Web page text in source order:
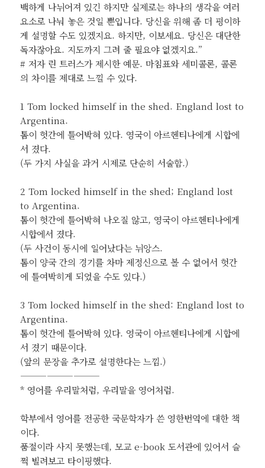
백하게 나뉘어져 있긴 하지만 실제로는 하나의 생각을 여러
요소로 나눠 놓은 것일 뿐입니다. 당신을 위해 좀 더 평이하
게 설명할 수도 있겠지요. 하지만, 이보세요. 당신은 대단한
독자잖아요. 지도까지 그려 줄 필요야 없겠지요.”
# 저자 린 트러스가 제시한 예문. 마침표와 세미콜론, 콜론
의 차이를 제대로 느낄 수 있다.
1 Tom locked himself in the shed. England lost to
Argentina.
톰이 헛간에 틀어박혀 있다. 영국이 아르헨티나에게 시합에
서 졌다.
(두 가지 사실을 과거 시제로 단순히 서술함.)
2 Tom locked himself in the shed; England lost
to Argentina.
톰이 헛간에 틀어박혀 나오질 않고, 영국이 아르헨티나에게
시합에서 졌다.
(두 사건이 동시에 일어났다는 뉘앙스.
톰이 양국 간의 경기를 차마 제정신으로 볼 수 없어서 헛간
에 틀여박히게 되었을 수도 있다.)
3 Tom locked himself in the shed: England lost to
Argentina.
톰이 헛간에 틀어박혀 있다. 영국이 아르헨티나에게 시합에
서 졌기 때문이다.
(앞의 문장을 추가로 설명한다는 느낌.)
—————————
* 영어를 우리말처럼, 우리말을 영어처럼.
학부에서 영어를 전공한 국문학자가 쓴 영한번역에 대한 책
이다.
품절이라 사지 못했는데, 모교 e-book 도서관에 있어서 슬
쩍 빌려보고 타이핑했다.